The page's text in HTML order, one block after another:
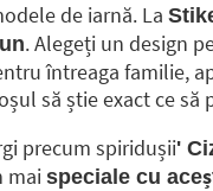
de iarnă. La
. Alegeți un design
întreaga familie,
să știe exact ce să
precum spiridușii'
maispeciale cu